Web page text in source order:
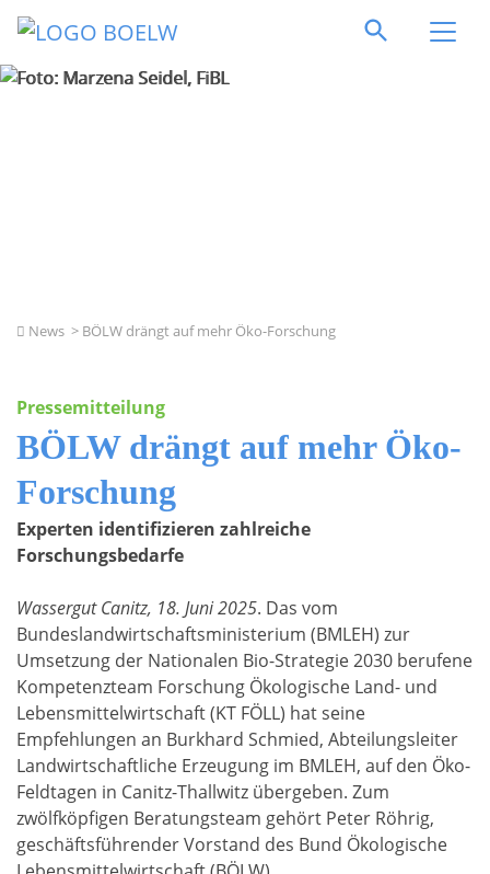
Direkt zum Inhalt springen
Foto: Marzena Seidel, FiBL
News > BÖLW drängt auf mehr Öko-Forschung
Pressemitteilung
BÖLW drängt auf mehr Öko-
Forschung
Experten identifizieren zahlreiche
Forschungsbedarfe
Wassergut Canitz, 18. Juni 2025. Das vom
Bundeslandwirtschaftsministerium (BMLEH) zur
Umsetzung der Nationalen Bio-Strategie 2030 berufene
Kompetenzteam Forschung Ökologische Land- und
Lebensmittelwirtschaft (KT FÖLL) hat seine
Empfehlungen an Burkhard Schmied, Abteilungsleiter
Landwirtschaftliche Erzeugung im BMLEH, auf den Öko-
Feldtagen in Canitz-Thallwitz übergeben. Zum
zwölfköpfigen Beratungsteam gehört Peter Röhrig,
geschäftsführender Vorstand des Bund Ökologische